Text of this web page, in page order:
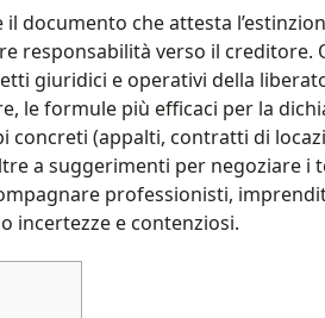
documento che attesta
responsabilità verso il creditore.
giuridici e operativi della
le formule più efficaci per la
concreti (appalti, contratti di
a suggerimenti per negoziare i
professionisti,
incertezze e contenziosi.